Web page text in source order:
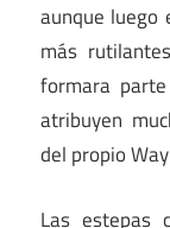
aunque luego
más
formara
atribuyen
del propio
Las estepas